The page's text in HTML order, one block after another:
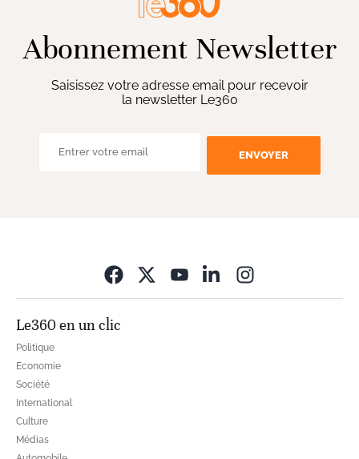
Abonnement Newsletter
Saisissez votre adresse email pour recevoir
la newsletter Le360
ENVOYER
Le360 en un clic
Politique
Economie
Société
International
Culture
Médias